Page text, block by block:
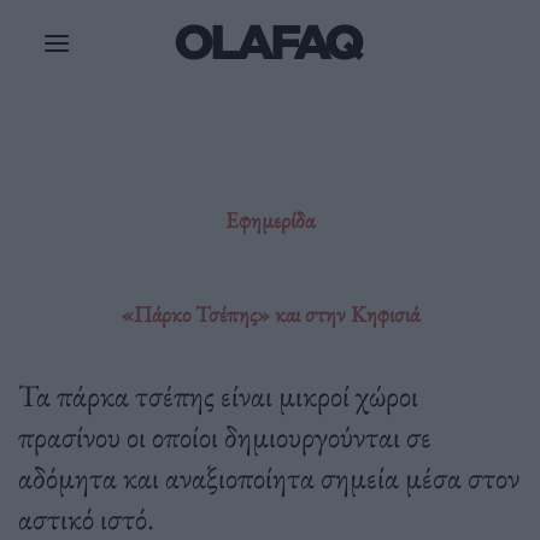
Εφημερίδα
«Πάρκο Τσέπης» και στην Κηφισιά
Τα πάρκα τσέπης είναι μικροί χώροι
πρασίνου οι οποίοι δημιουργούνται σε
αδόμητα και αναξιοποίητα σημεία μέσα στον
αστικό ιστό.